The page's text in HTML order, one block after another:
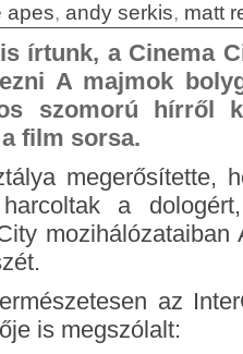
apes, andy serkis, matt
írtunk, a Cinema
A majmok
szomorú hírről
film sorsa.
megerősítette,
a
mozihálózataiban
az
is megszólalt: